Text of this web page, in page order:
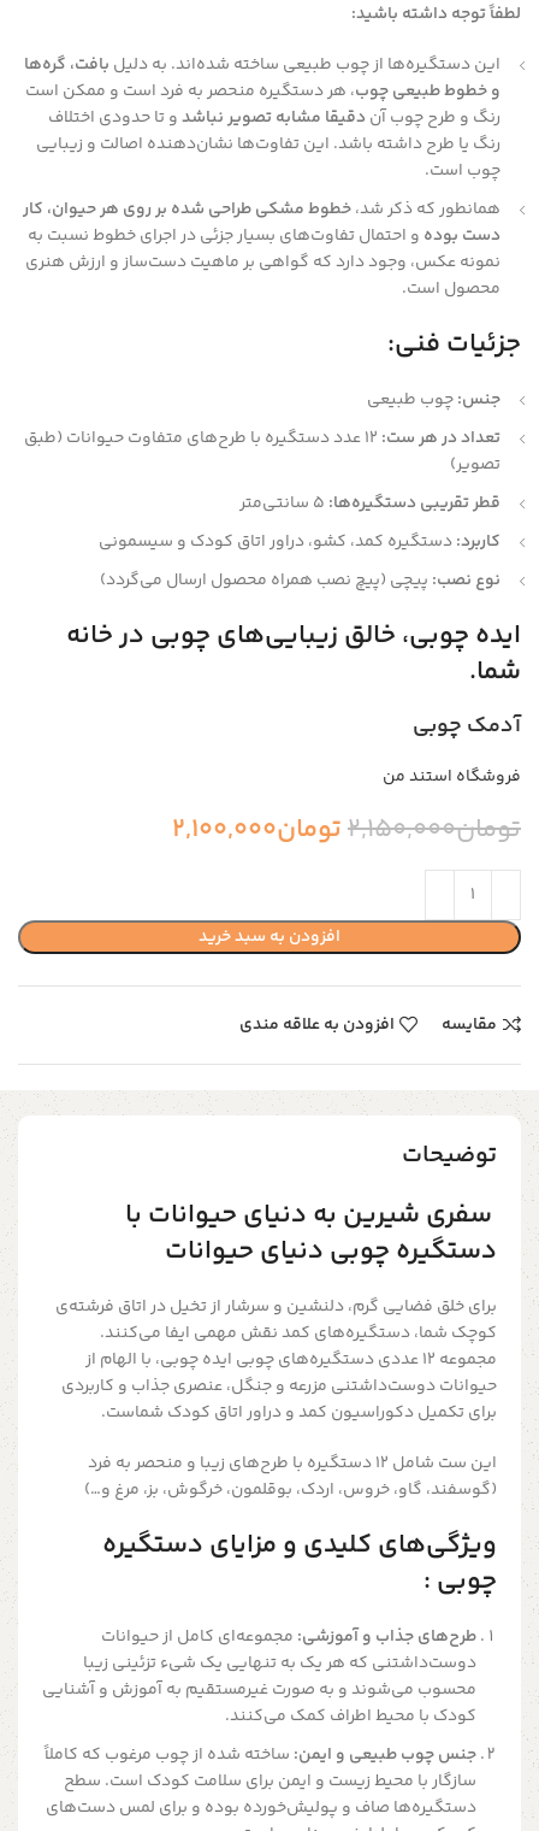
لطفاً توجه داشته باشید:
این دستگیره‌ها از چوب طبیعی ساخته شده‌اند. به دلیل بافت، گره‌ها
و خطوط طبیعی چوب، هر دستگیره منحصر به فرد است و ممکن است
رنگ و طرح چوب آن دقیقا مشابه تصویر نباشدو تا حدودی اختلاف
رنگ یا طرح داشته باشد. این تفاوت‌ها نشان‌دهنده اصالت و زیبایی
چوب است.
همانطور که ذکر شد،خطوط مشکی طراحی شده بر روی هر حیوان، کار
دست بوده و احتمال تفاوت‌های بسیار جزئی در اجرای خطوط نسبت به
نمونه عکس، وجود دارد که گواهی بر ماهیت دست‌ساز و ارزش هنری
محصول است.
جزئیات فنی:
جنس:چوب طبیعی
تعداد در هر ست:
۱۲ عدد دستگیره با طرح‌های متفاوت حیوانات (طبق
تصویر)
قطر تقریبی دستگیره‌ها:
کاربرد:دستگیره کمد، کشو، دراور اتاق کودک و سیسمونی
نوع نصب: پیچی (پیچ نصب همراه محصول ارسال می‌گردد)
ایده چوبی، خالق زیبایی‌های چوبی در خانه
شما.
آدمک چوبی
فروشگاه استند من
تومان2,150,000تومان2,100,000
افزودن به سبد خرید
مقایسه افزودن به علاقه مندی
توضیحات
سفری شیرین به دنیای حیوانات با
دستگیره‌ چوبی دنیای حیوانات
برای خلق فضایی گرم، دلنشین و سرشار از تخیل در اتاق فرشته‌ی
کوچک شما، دستگیره‌های کمد نقش مهمی ایفا می‌کنند.
مجموعه ۱۲ عددی دستگیره‌های چوبی ایده چوبی، با الهام از
حیوانات دوست‌داشتنی مزرعه و جنگل، عنصری جذاب و کاربردی
برای تکمیل دکوراسیون کمد و دراور اتاق کودک شماست.
این ست شامل ۱۲ دستگیره با طرح‌های زیبا و منحصر به فرد
(گوسفند، گاو، خروس، اردک، بوقلمون، خرگوش، بز، مرغ و…)
ویژگی‌های کلیدی و مزایای دستگیره
چوبی :
طرح‌های جذاب و آموزشی: مجموعه‌ای کامل از حیوانات
دوست‌داشتنی که هر یک به تنهایی یک شیء تزئینی زیبا
محسوب می‌شوند و به صورت غیرمستقیم به آموزش و آشنایی
کودک با محیط اطراف کمک می‌کنند.
جنس چوب طبیعی و ایمن: ساخته شده از چوب مرغوب که کاملاً
سازگار با محیط زیست و ایمن برای سلامت کودک است. سطح
دستگیره‌ها صاف و پولیش‌خورده بوده و برای لمس دست‌های